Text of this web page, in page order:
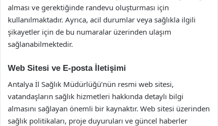
alması ve gerektiğinde randevu oluşturması için
kullanılmaktadır. Ayrıca, acil durumlar veya sağlıkla ilgili
şikayetler için de bu numaralar üzerinden ulaşım
sağlanabilmektedir.
Web Sitesi ve E-posta İletişimi
Antalya İl Sağlık Müdürlüğü’nün resmi web sitesi,
vatandaşların sağlık hizmetleri hakkında detaylı bilgi
almasını sağlayan önemli bir kaynaktır. Web sitesi üzerinden
sağlık politikaları, proje duyuruları ve güncel haberler